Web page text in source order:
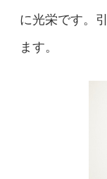
に光栄です。
ます。